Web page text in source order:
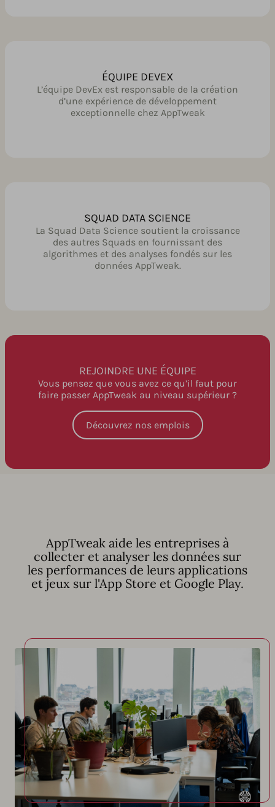
ÉQUIPE DEVEX
L’équipe DevEx est responsable de la création
d’une expérience de développement
exceptionnelle chez AppTweak
SQUAD DATA SCIENCE
La Squad Data Science soutient la croissance
des autres Squads en fournissant des
algorithmes et des analyses fondés sur les
données AppTweak.
REJOINDRE UNE ÉQUIPE
Vous pensez que vous avez ce qu’il faut pour
faire passer AppTweak au niveau supérieur ?
Découvrez nos emplois
AppTweak aide les entreprises à
collecter et analyser les données sur
les performances de leurs applications
et jeux sur l'App Store et Google Play.